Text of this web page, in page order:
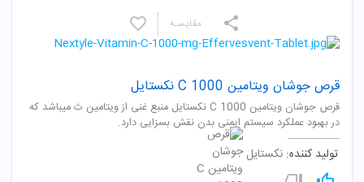
قرص جوشان ویتامین C 1000 نکستایل
قرص جوشان ویتامین C 1000 نکستایل منبع غنی از ویتامین ث میباشد که
در بهبود عملکرد سیستم ایمنی بدن نقش بسزایی دارد.
تولید کننده: نکستایل
مقایسـه